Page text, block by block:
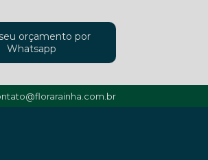
orçamento por
Whatsapp